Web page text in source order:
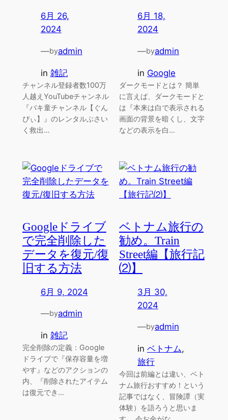
6月 26,
2024
—byadmin
in 雑記
チャンネル登録者数100万
人越えYouTubeチャンネル
『バキ童チャンネル【ぐん
ぴぃ】』のレンタルぶさい
く救出…
6月 18,
2024
—byadmin
in Google
ダークモードとは？ 簡単
に言えば、ダークモードと
は『本来は白で表示される
画面の背景を暗くし、文字
などの表示を白…
Googleドライブ
で完全削除した
データを復元/復
旧する方法
6月 9, 2024
—byadmin
in 雑記
完全削除の定義：Google
ドライブで『保存容量を増
やす』などのアクションの
内、『削除されたアイテム
は復元でき…
ベトナム旅行の
勧め。Train
Street編【旅行記
⑵】
3月 30,
2024
—byadmin
in ベトナム
旅行
今回は前編とは違い、ベト
ナム旅行おすすめ！という
記事ではなく、冒険譚（実
体験）を語ろうと思いま